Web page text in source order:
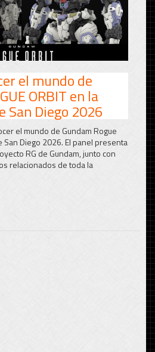
el mundo de
ORBIT en la
San Diego 2026
el mundo de Gundam Rogue
San Diego 2026. El panel presenta
RG de Gundam, junto con
relacionados de toda la